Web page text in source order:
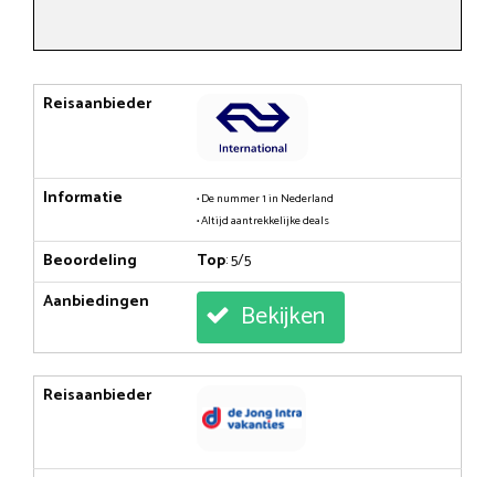
Reisaanbieder
Informatie
• De nummer 1 in Nederland
• Altijd aantrekkelijke deals
Beoordeling Top: 5/5
Aanbiedingen
Bekijken
Reisaanbieder